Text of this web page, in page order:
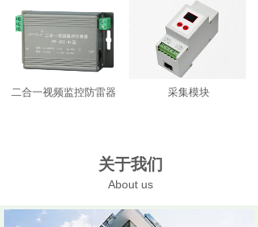
二合一视频监控防雷器 采集模块
关于我们
About us